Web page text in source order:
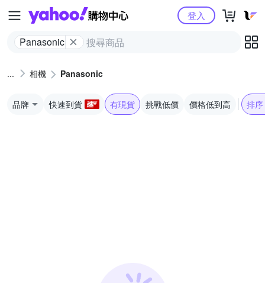
Yahoo購物中心
Panasonic
登入
相機 Panasonic
品牌 快速到貨 有現貨 挑戰低價 價格低到高 排序